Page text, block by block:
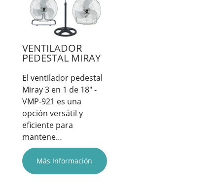
VENTILADOR
PEDESTAL MIRAY
El ventilador pedestal
Miray 3 en 1 de 18" -
VMP-921 es una
opción versátil y
eficiente para
mantene…
Más Información